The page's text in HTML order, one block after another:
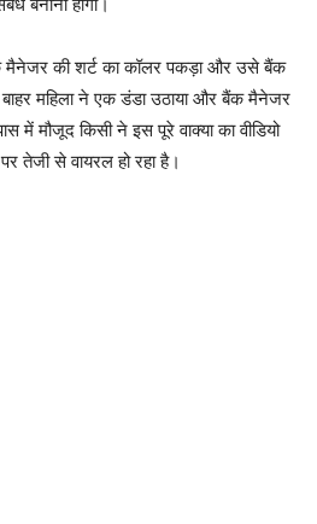
मैनेजर की शर्ट का कॉलर पकड़ा और उसे बैंक
महिला ने एक डंडा उठाया और बैंक मैनेजर
में मौजूद किसी ने इस पूरे वाक्या का वीडियो
तेजी से वायरल हो रहा है।